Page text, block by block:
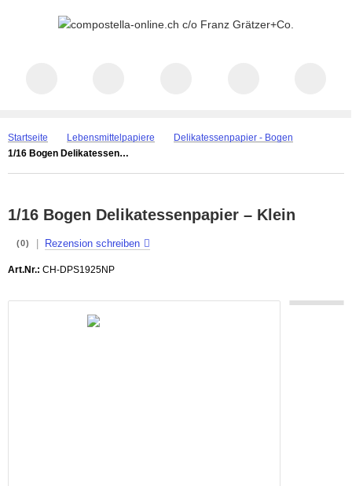
Startseite Lebensmittelpapiere
Delikatessenpapier - Bogen
1/16 Bogen Delikatessenpapier – Klein
1/16 Bogen Delikatessenpapier – Klein
(0) Rezension schreiben
Art.Nr.: CH-DPS1925NP